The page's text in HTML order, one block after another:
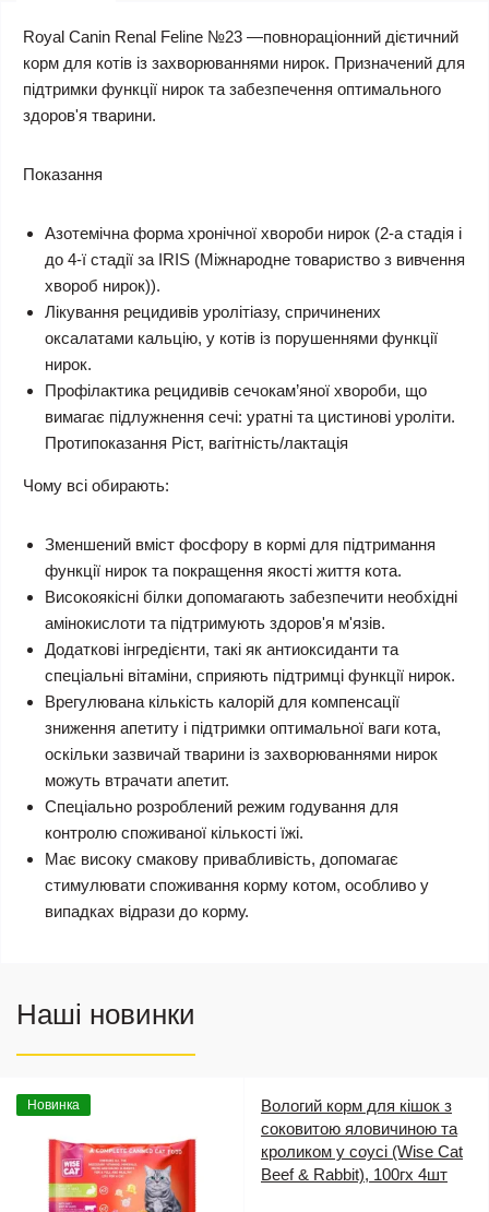
Royal Canin Renal Feline №23 —повнораціонний дієтичний
корм для котів із захворюваннями нирок. Призначений для
підтримки функції нирок та забезпечення оптимального
здоров'я тварини.
Показання
Азотемічна форма хронічної хвороби нирок (2-а стадія і
до 4-ї стадії за IRIS (Міжнародне товариство з вивчення
хвороб нирок)).
Лікування рецидивів уролітіазу, спричинених
оксалатами кальцію, у котів із порушеннями функції
нирок.
Профілактика рецидивів сечокам’яної хвороби, що
вимагає підлужнення сечі: уратні та цистинові уроліти.
Протипоказання Ріст, вагітність/лактація
Чому всі обирають:
Зменшений вміст фосфору в кормі для підтримання
функції нирок та покращення якості життя кота.
Високоякісні білки допомагають забезпечити необхідні
амінокислоти та підтримують здоров'я м'язів.
Додаткові інгредієнти, такі як антиоксиданти та
спеціальні вітаміни, сприяють підтримці функції нирок.
Врегулювана кількість калорій для компенсації
зниження апетиту і підтримки оптимальної ваги кота,
оскільки зазвичай тварини із захворюваннями нирок
можуть втрачати апетит.
Спеціально розроблений режим годування для
контролю споживаної кількості їжі.
Має високу смакову привабливість, допомагає
стимулювати споживання корму котом, особливо у
випадках відрази до корму.
Наші новинки
Новинка
Вологий корм для кішок з
соковитою яловичиною та
кроликом у соусі (Wise Cat
Beef & Rabbit), 100гх 4шт